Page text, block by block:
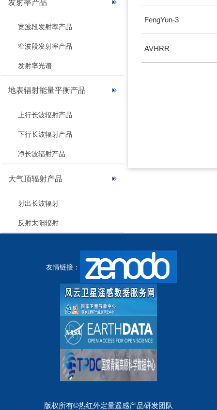
发射率产品
宽波段发射率产品
窄波段发射率产品
发射率光谱
地表辐射能量平衡产品
上行长波辐射产品
下行长波辐射产品
净长波辐射产品
大气顶辐射产品
射出长波辐射
反射太阳辐射
FengYun-3
AVHRR
友情链接：
版权所有©热红外定量遥感产品研发团队